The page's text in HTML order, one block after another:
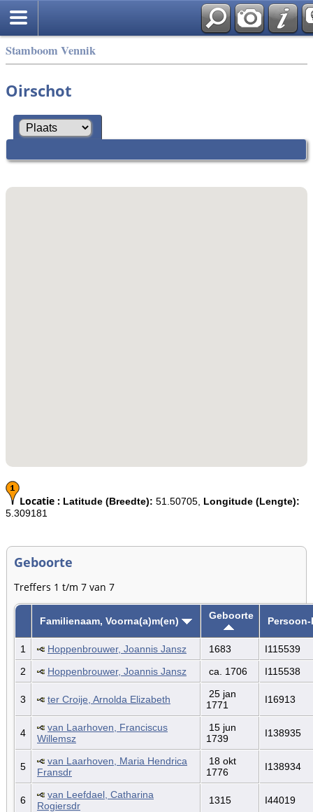
Stamboom Vennik
Oirschot
Locatie : Latitude (Breedte): 51.50705, Longitude (Lengte):
5.309181
Geboorte
Treffers 1 t/m 7 van 7
Familienaam, Voorna(a)m(en) Geboorte Persoon-
1 Hoppenbrouwer, Joannis Jansz 1683
I115539
2
Hoppenbrouwer, Joannis Jansz ca. 1706 I115538
3 ter Croije, Arnolda Elizabeth
25 jan
1771
I16913
4
van Laarhoven, Franciscus
Willemsz
15 jun
1739
I138935
5
van Laarhoven, Maria Hendrica
Fransdr
18 okt
1776
I138934
6
van Leefdael, Catharina
Rogiersdr
1315 I44019